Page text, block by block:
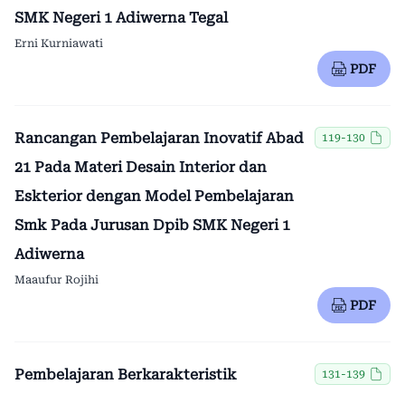
SMK Negeri 1 Adiwerna Tegal
Erni Kurniawati
PDF
Rancangan Pembelajaran Inovatif Abad
21 Pada Materi Desain Interior dan
Eskterior dengan Model Pembelajaran
Smk Pada Jurusan Dpib SMK Negeri 1
Adiwerna
119-130
Maaufur Rojihi
PDF
Pembelajaran Berkarakteristik
131-139